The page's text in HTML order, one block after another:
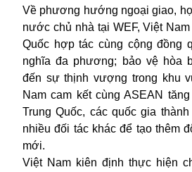
Về phương hướng ngoại giao,
nước chủ nhà tại WEF, Việt
Quốc hợp tác cùng cộng đồng
nghĩa đa phương; bảo vệ hòa
đến sự thịnh vượng trong khu
Nam cam kết cùng ASEAN
Trung Quốc, các quốc gia
nhiều đối tác khác để tạo thêm
mới.
Việt Nam kiên định thực hiện